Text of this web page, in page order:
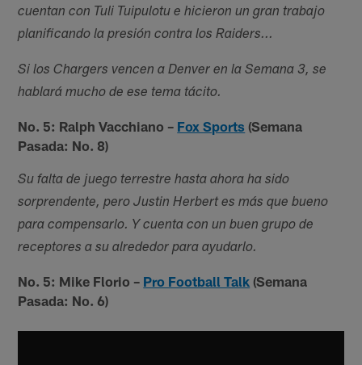
cuentan con Tuli Tuipulotu e hicieron un gran trabajo
planificando la presión contra los Raiders...
Si los Chargers vencen a Denver en la Semana 3, se
hablará mucho de ese tema tácito.
No. 5: Ralph Vacchiano – Fox Sports (Semana
Pasada: No. 8)
Su falta de juego terrestre hasta ahora ha sido
sorprendente, pero Justin Herbert es más que bueno
para compensarlo. Y cuenta con un buen grupo de
receptores a su alrededor para ayudarlo.
No. 5: Mike Florio – Pro Football Talk (Semana
Pasada: No. 6)